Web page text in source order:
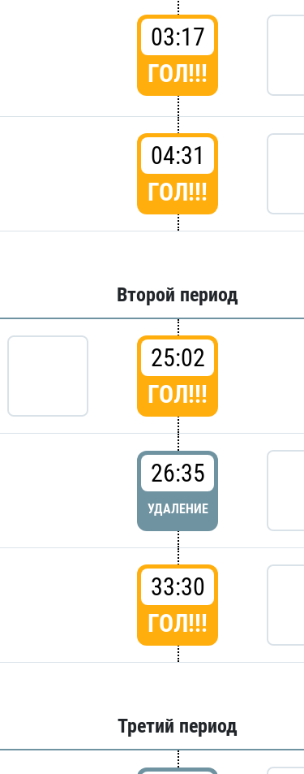
03:17
ГОЛ!!!
04:31
ГОЛ!!!
Второй период
25:02
ГОЛ!!!
26:35
УДАЛЕНИЕ
33:30
ГОЛ!!!
Третий период